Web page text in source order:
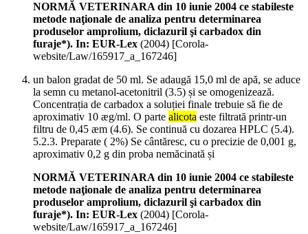
NORMĂ VETERINARA din 10 iunie 2004 ce stabileste
metode naţionale de analiza pentru determinarea
produselor amprolium, diclazuril şi carbadox din
furaje*). In: EUR-Lex (2004) [Corola-
website/Law/165917_a_167246]
un balon gradat de 50 ml. Se adaugă 15,0 ml de apă, se aduce
la semn cu metanol-acetonitril (3.5) și se omogenizează.
Concentrația de carbadox a soluției finale trebuie să fie de
aproximativ 10 æg/ml. O parte alicota este filtrată printr-un
filtru de 0,45 æm (4.6). Se continuă cu dozarea HPLC (5.4).
5.2.3. Preparate ( 2%) Se cântăresc, cu o precizie de 0,001 g,
aproximativ 0,2 g din proba nemăcinată și
NORMĂ VETERINARA din 10 iunie 2004 ce stabileste
metode naţionale de analiza pentru determinarea
produselor amprolium, diclazuril şi carbadox din
furaje*). In: EUR-Lex (2004) [Corola-
website/Law/165917_a_167246]